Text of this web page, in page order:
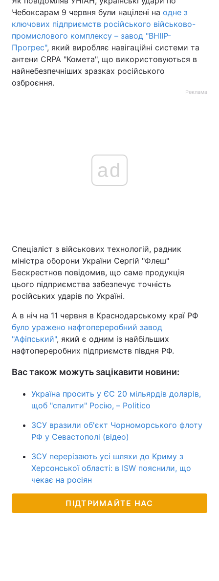
Чебоксарам 9 червня були націлені на одне з
ключових підприємств російського військово-
промислового комплексу – завод "ВНІІР-
Прогрес", який виробляє навігаційні системи та
антени CRPA "Комета", що використовуються в
найнебезпечніших зразках російського
озброєння.
Реклама
ad
Спеціаліст з військових технологій, радник
міністра оборони України Сергій "Флеш"
Бескрестнов повідомив, що саме продукція
цього підприємства забезпечує точність
російських ударів по Україні.
А в ніч на 11 червня в Краснодарському краї РФ
було уражено нафтопереробний завод
"Афіпський", який є одним із найбільших
нафтопереробних підприємств півдня РФ.
Вас також можуть зацікавити новини:
Україна просить у ЄС 20 мільярдів доларів,
щоб "спалити" Росію, – Politico
ЗСУ вразили об'єкт Чорноморського флоту
РФ у Севастополі (відео)
ЗСУ перерізають усі шляхи до Криму з
Херсонської області: в ISW пояснили, що
чекає на росіян
ПІДТРИМАЙТЕ НАС